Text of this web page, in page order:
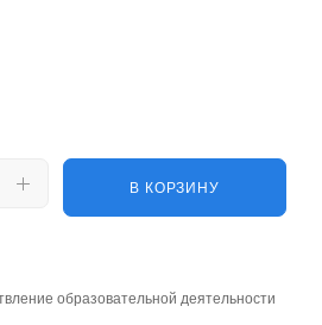
В КОРЗИНУ
образовательной деятельности